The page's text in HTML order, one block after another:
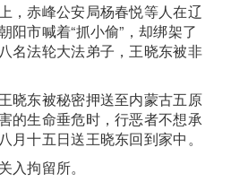
，赤峰公安局杨春悦等人在辽
阳市喊着“抓小偷”，却绑架了
名法轮大法弟子，王晓东被非
晓东被秘密押送至内蒙古五原
的生命垂危时，行恶者不想承
月十五日送王晓东回到家中。
入拘留所。